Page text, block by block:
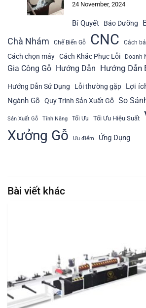
24 November, 2024
Bí Quyết Bảo Dưỡng
Chà Nhám
Chế Biến Gỗ CNC Cách
Cách chọn máy Cách Khắc Phục Lỗi Doanh
Gia Công Gỗ Hướng Dẫn Hướng Dẫn
Hướng Dẫn Sử Dụng Lỗi thường gặp Lợi
Ngành Gỗ Quy Trình Sản Xuất Gỗ So
Sản Xuất Gỗ Tính Năng Tối Ưu Tối Ưu Hiệu Suất
Xưởng Gỗ Ưu điểm Ứng Dụng
Bài viết khác